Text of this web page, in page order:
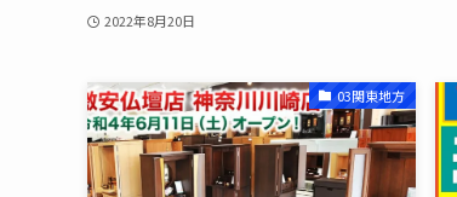
2022年8月20日
03関東地方